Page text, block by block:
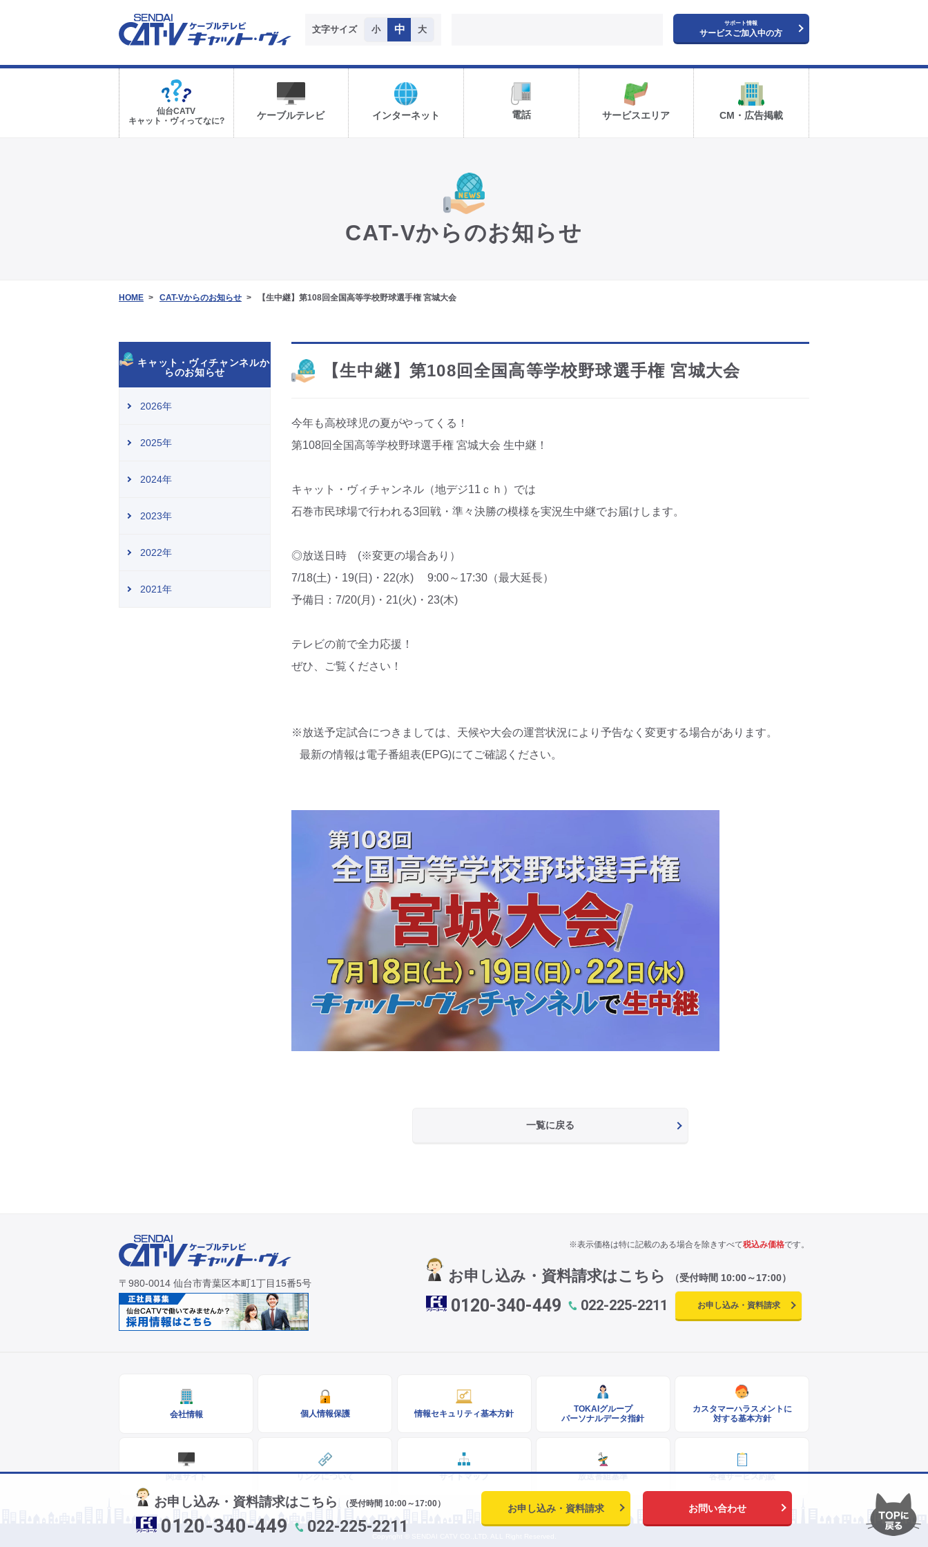
文字サイズ 小 中 大
サポート情報
サービスご加入中の方
仙台CATV
キャット・ヴィってなに?
ケーブルテレビ インターネット 電話 サービスエリア CM・広告掲載
CAT-Vからのお知らせ
HOME CAT-Vからのお知らせ 【生中継】第108回全国高等学校野球選手権 宮城大会
【生中継】第108回全国高等学校野球選手権 宮城大会
今年も高校球児の夏がやってくる！
第108回全国高等学校野球選手権 宮城大会 生中継！
キャット・ヴィチャンネル（地デジ11ｃｈ）では
石巻市民球場で行われる3回戦・準々決勝の模様を実況生中継でお届けします。
◎放送日時 (※変更の場合あり）
7/18(土)・19(日)・22(水) 9:00～17:30（最大延長）
予備日：7/20(月)・21(火)・23(木)
テレビの前で全力応援！
ぜひ、ご覧ください！
※放送予定試合につきましては、天候や大会の運営状況により予告なく変更する場合があります。
最新の情報は電子番組表(EPG)にてご確認ください。
一覧に戻る
キャット・ヴィチャンネルか
らのお知らせ
2026年
2025年
2024年
2023年
2022年
2021年
〒980-0014 仙台市青葉区本町1丁目15番5号
※表示価格は特に記載のある場合を除きすべて税込み価格です。
お申し込み・資料請求はこちら （受付時間 10:00～17:00）
0120-340-449 022-225-2211 お申し込み・資料請求
会社情報 個人情報保護 情報セキュリティ基本方針
TOKAIグループ
パーソナルデータ指針
カスタマーハラスメントに
対する基本方針
関連サイト リンクについて サイトマップ 放送番組基準 各種サービス約款
お申し込み・資料請求はこちら （受付時間 10:00～17:00）
0120-340-449 022-225-2211
お申し込み・資料請求 お問い合わせ